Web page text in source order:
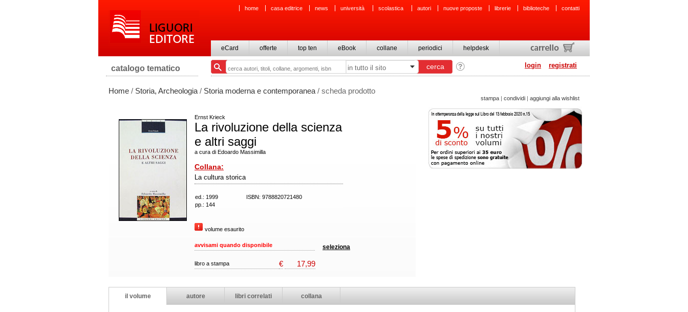
home casa editrice news università scolastica autori nuove proposte librerie biblioteche contatti
eCard offerte top ten eBook collane periodici helpdesk
login registrati
catalogo tematico
Home / Storia, Archeologia / Storia moderna e contemporanea / scheda prodotto
stampa | condividi | aggiungi alla wishlist
Ernst Krieck
La rivoluzione della scienza
e altri saggi
a cura di Edoardo Massimilla
Collana:
La cultura storica
ed.: 1999
ISBN: 9788820721480
pp.: 144
volume esaurito
avvisami quando disponibile seleziona
libro a stampa € 17,99
il volume autore libri correlati collana